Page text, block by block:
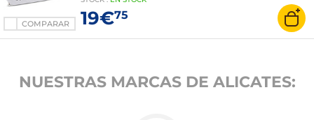
COMPARAR 19€75
NUESTRAS MARCAS DE ALICATES: